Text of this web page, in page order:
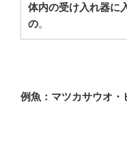
体内の受け入れ器に
の。
例魚：マツカサウオ・